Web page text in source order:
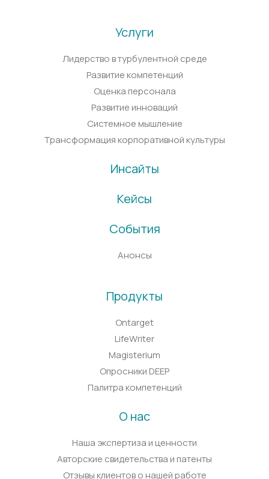
Услуги
Лидерство в турбулентной среде
Развитие компетенций
Оценка персонала
Развитие инноваций
Системное мышление
Трансформация корпоративной культуры
Инсайты
Кейсы
События
Анонсы
Продукты
Ontarget
LifeWriter
Magisterium
Опросники DEEP
Палитра компетенций
О нас
Наша экспертиза и ценности
Авторские свидетельства и патенты
Отзывы клиентов о нашей работе